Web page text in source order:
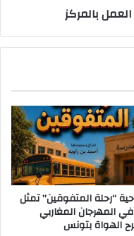
بالمركز
“رحلة المتفوقين” تمثل
في المهرجان المغاربي
الهواة بتونس